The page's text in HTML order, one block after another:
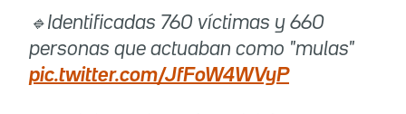
🔹Identificadas 760 víctimas y 660
personas que actuaban como "mulas"
pic.twitter.com/JfFoW4WVyP